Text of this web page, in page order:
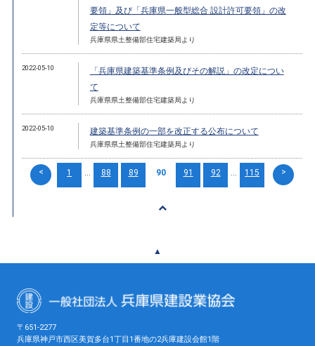
要領」及び「兵庫県一般型総合 設計許可要領」の改
定等について
兵庫県県土整備部住宅建築局より
2022-05-10
「兵庫県建築基準条例及びその解説」の改定につい
て
兵庫県県土整備部住宅建築局より
2022-05-10 建築基準条例の一部を改正する公布について
兵庫県県土整備部住宅建築局より
< 1 ... 88 89 90 91 92 ... 115 >
▲
〒651-2277
兵庫県神戸市西区美賀多台1丁目1番地の2兵庫建設会館1階